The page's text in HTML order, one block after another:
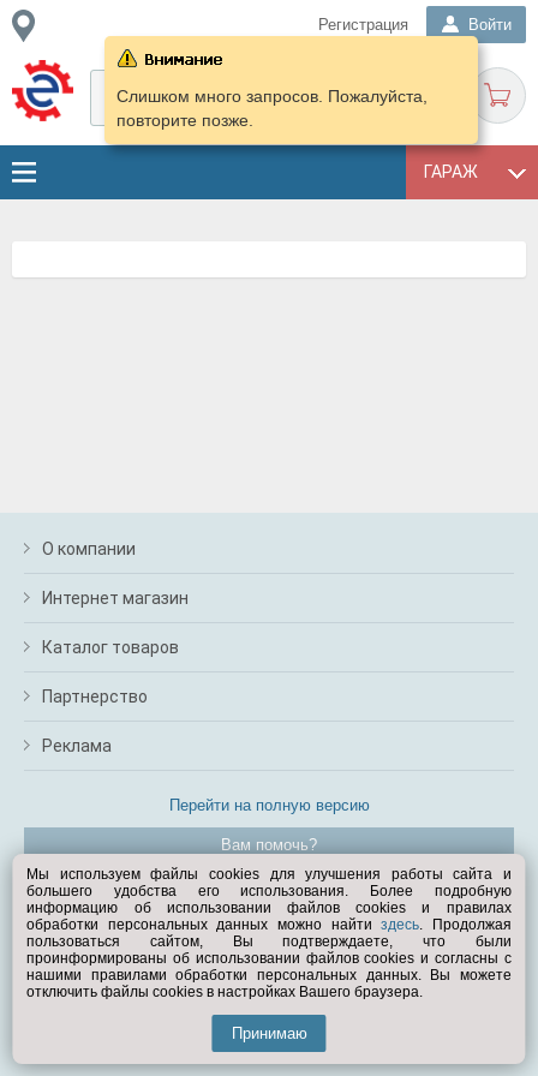
Регистрация Войти
ГАРАЖ
Слишком много запросов. Пожалуйста,
повторите позже.
О компании
Интернет магазин
Каталог товаров
Партнерство
Реклама
Перейти на полную версию
Вам помочь?
© Exist.ru 1998—2026
Мы используем файлы cookies для улучшения работы сайта и
большего удобства его использования. Более подробную
информацию об использовании файлов cookies и правилах
обработки персональных данных можно найтиздесь. Продолжая
пользоваться сайтом, Вы подтверждаете, что были
проинформированы об использовании файлов cookies и согласны с
нашими правилами обработки персональных данных. Вы можете
отключить файлы cookies в настройках Вашего браузера.
Принимаю